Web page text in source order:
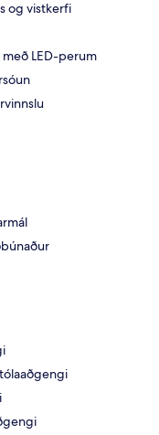
og vistkerfi
LED-perum